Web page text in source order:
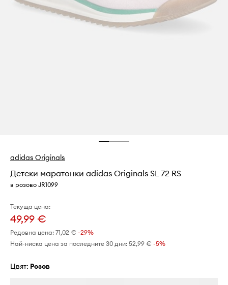
adidas Originals
Детски маратонки adidas Originals SL 72 RS
в розово JR1099
Текуща цена:
49,99 €
Редовна цена: 71,02 € -29%
Най-ниска цена за последните 30 дни: 52,99 € -5%
Цвят: розов